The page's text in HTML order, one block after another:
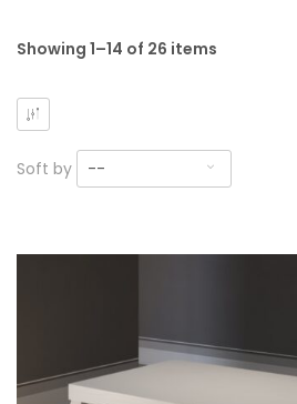
Showing 1–14 of 26 items
Soft by --